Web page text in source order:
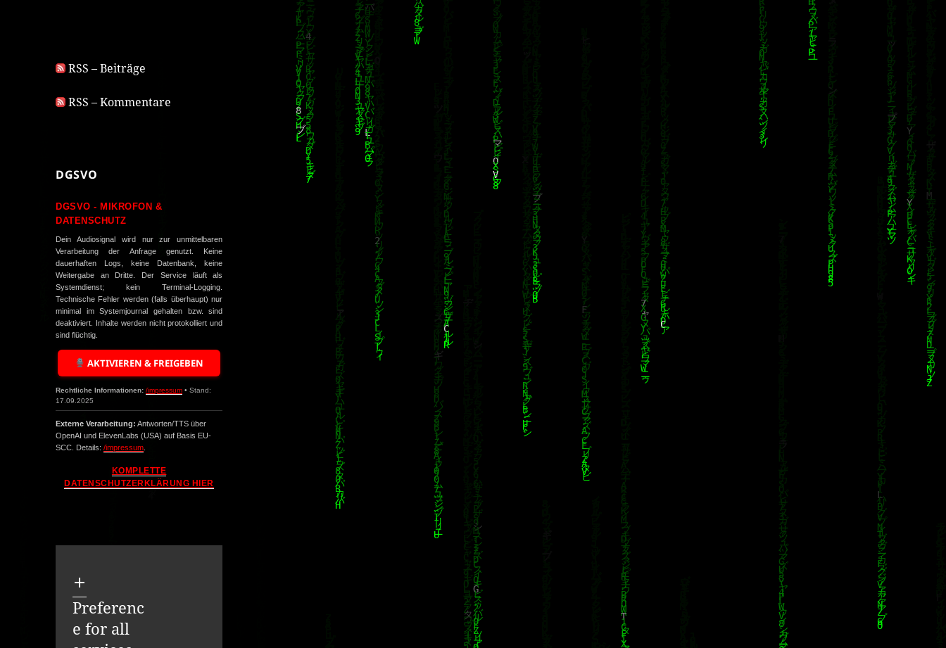
RSS – Beiträge
RSS – Kommentare
DGSVO
DGSVO - MIKROFON &
DATENSCHUTZ
Dein Audiosignal wird nur zur unmittelbaren
Verarbeitung der Anfrage genutzt. Keine
dauerhaften Logs, keine Datenbank, keine
Weitergabe an Dritte. Der Service läuft als
Systemdienst; kein Terminal-Logging.
Technische Fehler werden (falls überhaupt) nur
minimal im Systemjournal gehalten bzw. sind
deaktiviert. Inhalte werden nicht protokolliert und
sind flüchtig.
AKTIVIEREN & FREIGEBEN
Rechtliche Informationen: /impressum • Stand:
17.09.2025
Externe Verarbeitung: Antworten/TTS über
OpenAI und ElevenLabs (USA) auf Basis EU-
SCC. Details:/impressum
KOMPLETTE
DATENSCHUTZERKLÄRUNG HIER
Preferenc
e for all